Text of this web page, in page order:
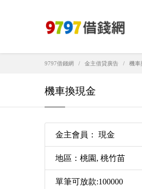
9797借錢網 金主借貸廣告 機車
機車換現金
金主會員： 現金
地區：桃園, 桃竹苗
單筆可放款:100000